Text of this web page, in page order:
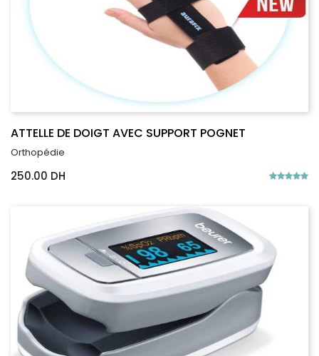
ATTELLE DE DOIGT AVEC SUPPORT POGNET
Orthopédie
250.00 DH